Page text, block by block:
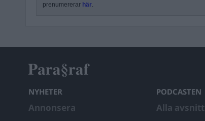
prenumererar här.
NYHETER
Annonsera
PODCASTEN
Alla avsnitt